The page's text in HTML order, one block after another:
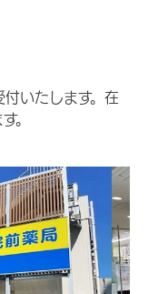
いたします。在
。